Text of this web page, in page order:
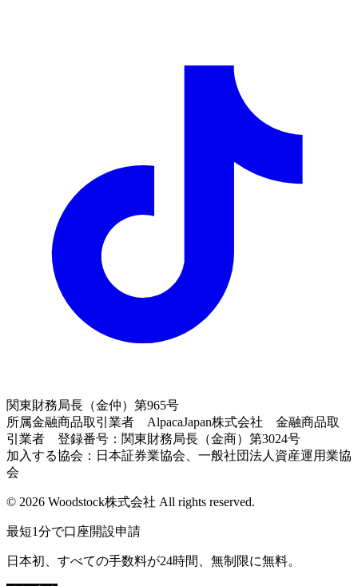
関東財務局長（金仲）第965号
所属金融商品取引業者 AlpacaJapan株式会社 金融商品取
引業者 登録番号：関東財務局長（金商）第3024号
加入する協会：日本証券業協会、一般社団法人資産運用業協
会
© 2026 Woodstock株式会社 All rights reserved.
最短1分で口座開設申請
日本初、すべての手数料が24時間、無制限に無料。